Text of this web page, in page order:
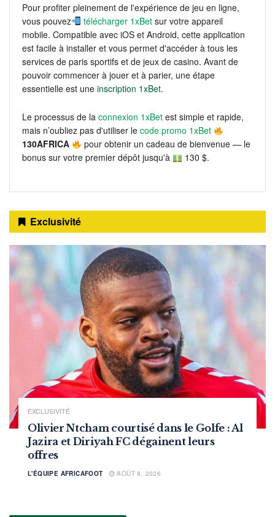
Pour profiter pleinement de l'expérience de jeu en ligne,
vous pouvez
télécharger 1xBet sur votre appareil
mobile. Compatible avec iOS et Android, cette application
est facile à installer et vous permet d'accéder à tous les
services de paris sportifs et de jeux de casino. Avant de
pouvoir commencer à jouer et à parier, une étape
essentielle est une inscription 1xBet.
Le processus de la connexion 1xBet est simple et rapide,
mais n’oubliez pas d'utiliser le code promo 1xBet
130AFRICA
pour obtenir un cadeau de bienvenue — le
bonus sur votre premier dépôt jusqu'à
130 $.
Exclusivité
EXCLUSIVITÉ
Olivier Ntcham courtisé dans le Golfe : Al
Jazira et Diriyah FC dégainent leurs
offres
L'ÉQUIPE AFRICAFOOT AOÛT 8, 2026